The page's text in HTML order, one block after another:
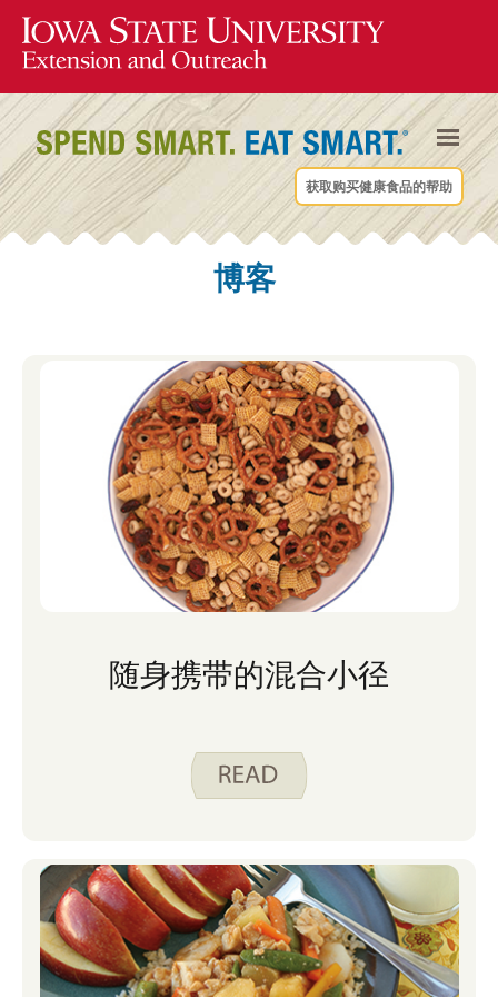
获取购买健康食品的帮助
博客
随身携带的混合小径